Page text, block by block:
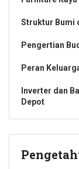
Struktur Bumi
Pengertian
Peran
Inverter dan
Depot